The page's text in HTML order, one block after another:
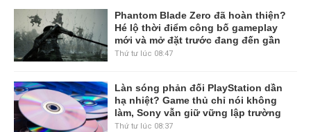
Phantom Blade Zero đã hoàn thiện?
Hé lộ thời điểm công bố gameplay
mới và mở đặt trước đang đến gần
Thứ tư lúc 08:47
Làn sóng phản đối PlayStation dần
hạ nhiệt? Game thủ chỉ nói không
làm, Sony vẫn giữ vững lập trường
Thứ tư lúc 08:37